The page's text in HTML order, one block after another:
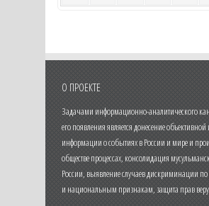
О ПРОЕКТЕ
Задачами информационно-аналитического
его появления является донесение объективной
информации о событиях в России и мире и
обществе процессах, консолидация
России, выявление случаев дискриминации
и национальным признакам, защита прав